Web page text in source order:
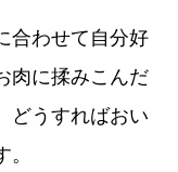
合わせて自分好
肉に揉みこんだ
どうすればおい